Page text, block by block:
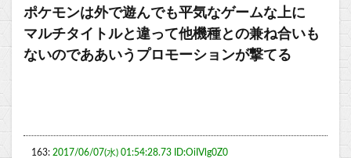
ポケモンは外で遊んでも平気なゲームな上に
マルチタイトルと違って他機種との兼ね合いも
ないのでああいうプロモーションが撃てる
163: 2017/06/07(水) 01:54:28.73 ID:OiIVlg0Z0